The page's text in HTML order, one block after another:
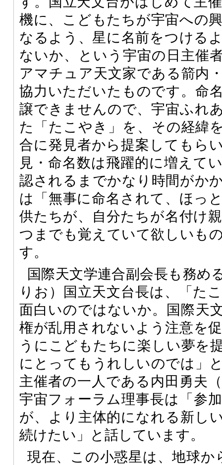
機に、こどもたちが宇宙への
なるよう、星に名前をつける
ないか、という宇宙の日主催
アマチュア天文家である箭内
協力いただいたものです。命
譲できませんので、宇宙ふれ
た「たこやき」を、その経緯
合に発見者から提案してもら
見・命名数は飛躍的に増えて
認されるまでかなり時間がか
は「無事に命名されて、ほっ
供たちが、自分たちが名付け
つまでも覚えていて欲しいも
す。
国際天文学連合副会長も務め
りお）国立天文台長は、「た
面白いのではないか。国際天
権が乱用されないよう注意を
うにこどもたちに楽しい夢を
にとってもうれしいのでは」
主催者の一人である内田勇夫
宇宙フォーラム理事長は「参
が、より主体的になれる新し
続けたい」と話しています。
現在、この小惑星は、地球か